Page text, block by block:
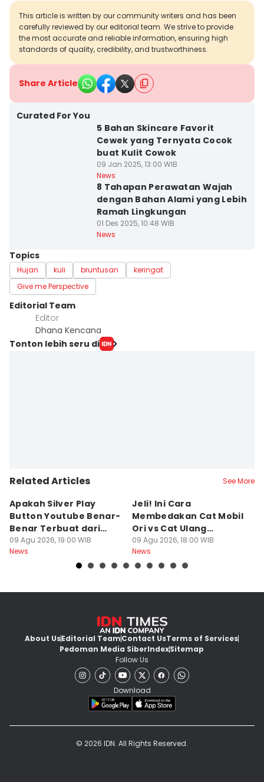
This article is written by our community writers and has been
carefully reviewed by our editorial team. We strive to provide
the most accurate and reliable information, ensuring high
standards of quality, credibility, and trustworthiness.
Share Article
Curated For You
5 Bahan Skincare Favorit
Cewek yang Ternyata Cocok
buat Kulit Cowok
09 Jan 2025, 13:00 WIB
News
8 Tahapan Perawatan Wajah
dengan Bahan Alami yang Lebih
Ramah Lingkungan
01 Des 2025, 10:48 WIB
News
Topics
Hujan kuli bruntusan
keringat
Give me Perspective
Editorial Team
Editor
Dhana Kencana
Tonton lebih seru di
Related Articles See More
Apakah Silver Play
Button Youtube Benar-
Benar Terbuat dari
Perak Murni? Ini
Faktanya
09 Agu 2026, 19:00 WIB
News
Jeli! Ini Cara
Membedakan Cat Mobil
Ori vs Cat Ulang
Oplosan saat Beli
kendaraan Bekas
09 Agu 2026, 18:00 WIB
News
About UsEditorial TeamContact UsTerms of Services
Pedoman Media SiberIndexSitemap
Follow Us
Download
© 2026 IDN. All Rights Reserved.